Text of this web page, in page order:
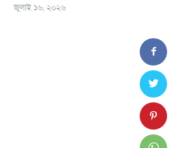
জুলাই ১৬, ২০২৬